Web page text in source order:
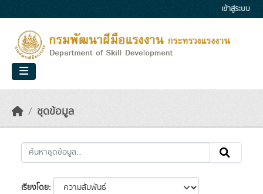
เข้าสู่ระบบ
ชุดข้อมูล
เรียงโดย